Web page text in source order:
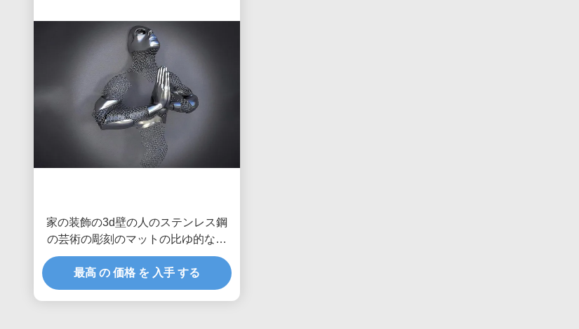
家の装飾の3d壁の人のステンレス鋼
の芸術の彫刻のマットの比ゆ的な終
わり
最高 の 価格 を 入手 する